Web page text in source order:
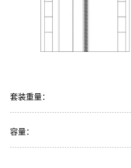
套装重量：
容量：